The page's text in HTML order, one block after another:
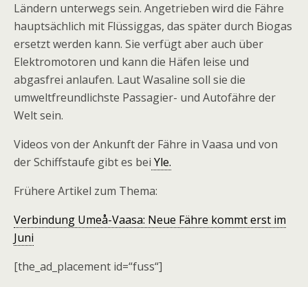
Ländern unterwegs sein. Angetrieben wird die Fähre
hauptsächlich mit Flüssiggas, das später durch Biogas
ersetzt werden kann. Sie verfügt aber auch über
Elektromotoren und kann die Häfen leise und
abgasfrei anlaufen. Laut Wasaline soll sie die
umweltfreundlichste Passagier- und Autofähre der
Welt sein.
Videos von der Ankunft der Fähre in Vaasa und von
der Schiffstaufe gibt es bei Yle.
Frühere Artikel zum Thema:
Verbindung Umeå-Vaasa: Neue Fähre kommt erst im
Juni
[the_ad_placement id=“fuss“]